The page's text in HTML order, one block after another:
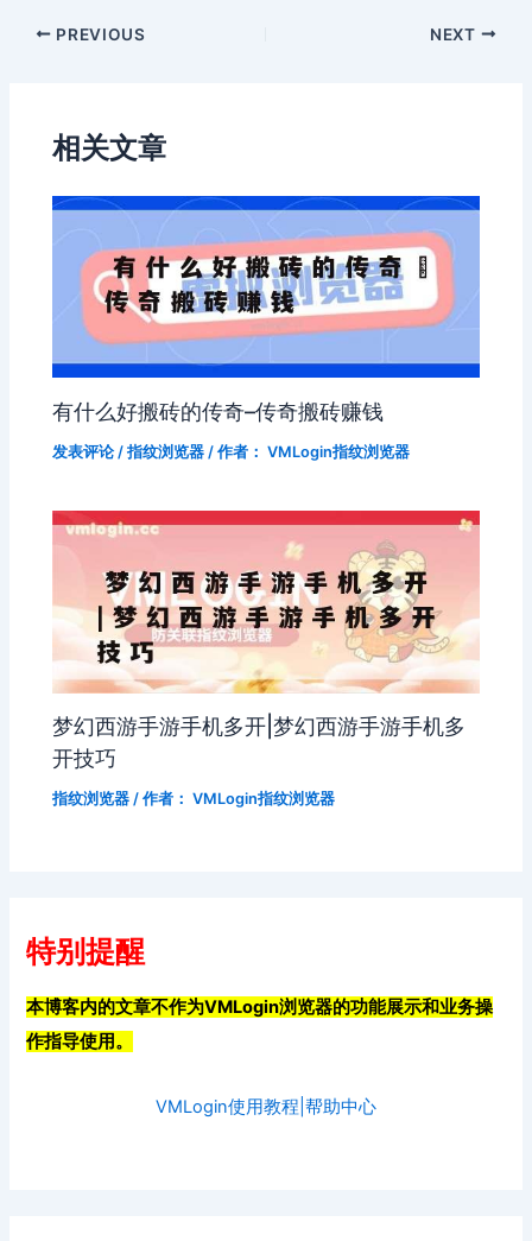
PREVIOUS NEXT
相关文章
有什么好搬砖的传奇–传奇搬砖赚钱
发表评论 /指纹浏览器 / 作者： VMLogin指纹浏览器
梦幻西游手游手机多开|梦幻西游手游手机多
开技巧
指纹浏览器 / 作者： VMLogin指纹浏览器
特别提醒
本博客内的文章不作为VMLogin浏览器的功能展示和业务操
作指导使用。
VMLogin使用教程|帮助中心